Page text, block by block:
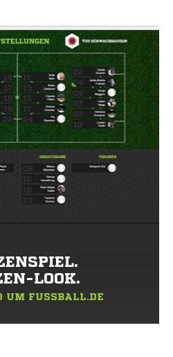
LOOK.
UM FUSSBALL.DE